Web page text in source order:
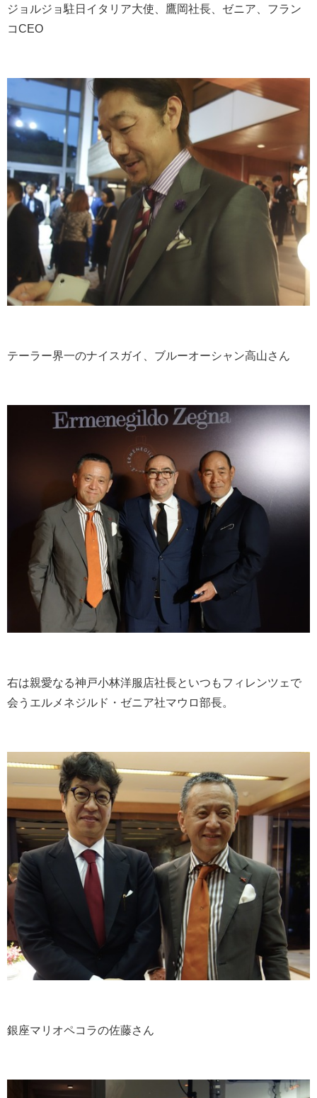
ジョルジョ駐日イタリア大使、鷹岡社長、ゼニア、フラン
コCEO
テーラー界一のナイスガイ、ブルーオーシャン高山さん
右は親愛なる神戸小林洋服店社長といつもフィレンツェで
会うエルメネジルド・ゼニア社マウロ部長。
銀座マリオペコラの佐藤さん